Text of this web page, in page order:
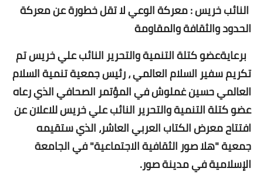
النائب خريس : معركة الوعي لا تقل خطورة عن معركة
الحدود والثقافة والمقاومة
برعايةعضو كتلة التنمية والتحرير النائب علي خريس تم
تكريم سفير السلام العالمي ، رئيس جمعية تنمية السلام
العالمي حسين غملوش في المؤتمر الصحافي الذي رعاه
عضو كتلة التنمية والتحرير النائب علي خريس للاعلان عن
افتتاح معرض الكتاب العربي العاشر، الذي ستقيمه
جمعية "هلا صور الثقافية الاجتماعية" في الجامعة
الإسلامية في مدينة صور.